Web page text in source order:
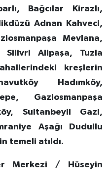
Bağcılar Kirazlı,
Adnan Kahveci,
Mevlana,
Silivri Alipaşa, Tuzla
kreşlerin
Hadımköy,
Gaziosmanpaşa
Sultanbeyli Gazi,
Aşağı Dudullu
temeli atıldı.
Merkezi / Hüseyin